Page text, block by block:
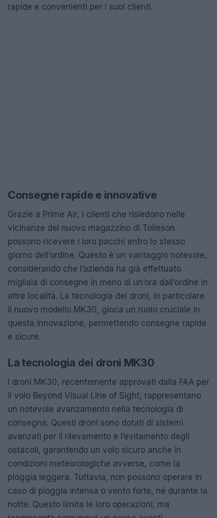
rapide e convenienti per i suoi clienti.
Consegne rapide e innovative
Grazie a Prime Air, i clienti che risiedono nelle
vicinanze del nuovo magazzino di Tolleson
possono ricevere i loro pacchi entro lo stesso
giorno dell’ordine. Questo è un vantaggio notevole,
considerando che l’azienda ha già effettuato
migliaia di consegne in meno di un’ora dall’ordine in
altre località. La tecnologia dei droni, in particolare
il nuovo modello MK30, gioca un ruolo cruciale in
questa innovazione, permettendo consegne rapide
e sicure.
La tecnologia dei droni MK30
I droni MK30, recentemente approvati dalla FAA per
il volo Beyond Visual Line of Sight, rappresentano
un notevole avanzamento nella tecnologia di
consegna. Questi droni sono dotati di sistemi
avanzati per il rilevamento e l’evitamento degli
ostacoli, garantendo un volo sicuro anche in
condizioni meteorologiche avverse, come la
pioggia leggera. Tuttavia, non possono operare in
caso di pioggia intensa o vento forte, né durante la
notte. Questo limita le loro operazioni, ma